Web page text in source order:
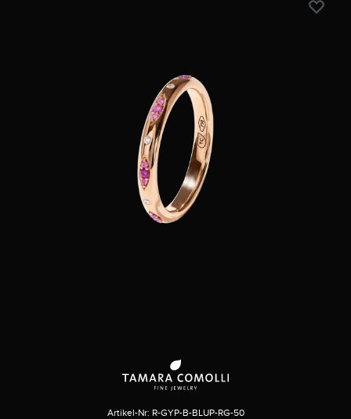
Artikel-Nr: R-GYP-B-BLUP-RG-50